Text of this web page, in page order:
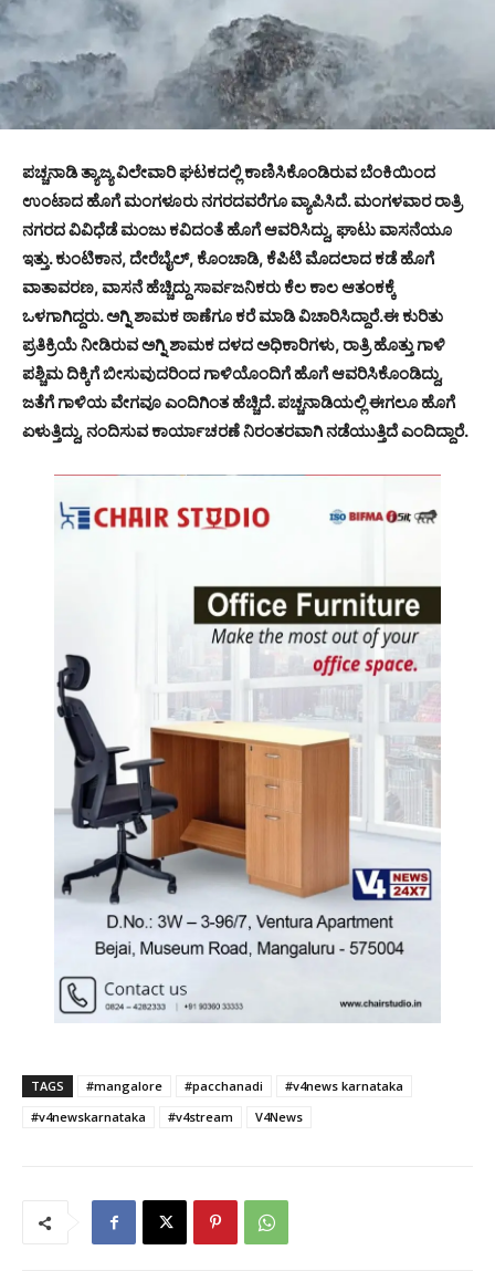
ಪಚ್ಚನಾಡಿ ತ್ಯಾಜ್ಯ ವಿಲೇವಾರಿ ಘಟಕದಲ್ಲಿ ಕಾಣಿಸಿಕೊಂಡಿರುವ ಬೆಂಕಿಯಿಂದ
ಉಂಟಾದ ಹೊಗೆ ಮಂಗಳೂರು ನಗರದವರೆಗೂ ವ್ಯಾಪಿಸಿದೆ. ಮಂಗಳವಾರ ರಾತ್ರಿ
ನಗರದ ವಿವಿಧೆಡೆ ಮಂಜು ಕವಿದಂತೆ ಹೊಗೆ ಆವರಿಸಿದ್ದು, ಘಾಟು ವಾಸನೆಯೂ
ಇತ್ತು. ಕುಂಟಿಕಾನ, ದೇರೆಬೈಲ್, ಕೊಂಚಾಡಿ, ಕೆಪಿಟಿ ಮೊದಲಾದ ಕಡೆ ಹೊಗೆ
ವಾತಾವರಣ, ವಾಸನೆ ಹೆಚ್ಚಿದ್ದು ಸಾರ್ವಜನಿಕರು ಕೆಲ ಕಾಲ ಆತಂಕಕ್ಕೆ
ಒಳಗಾಗಿದ್ದರು. ಅಗ್ನಿ ಶಾಮಕ ಠಾಣೆಗೂ ಕರೆ ಮಾಡಿ ವಿಚಾರಿಸಿದ್ದಾರೆ.ಈ ಕುರಿತು
ಪ್ರತಿಕ್ರಿಯೆ ನೀಡಿರುವ ಅಗ್ನಿ ಶಾಮಕ ದಳದ ಅಧಿಕಾರಿಗಳು, ರಾತ್ರಿ ಹೊತ್ತು ಗಾಳಿ
ಪಶ್ಚಿಮ ದಿಕ್ಕಿಗೆ ಬೀಸುವುದರಿಂದ ಗಾಳಿಯೊಂದಿಗೆ ಹೊಗೆ ಆವರಿಸಿಕೊಂಡಿದ್ದು,
ಜತೆಗೆ ಗಾಳಿಯ ವೇಗವೂ ಎಂದಿಗಿಂತ ಹೆಚ್ಚಿದೆ. ಪಚ್ಚನಾಡಿಯಲ್ಲಿ ಈಗಲೂ ಹೊಗೆ
ಏಳುತ್ತಿದ್ದು, ನಂದಿಸುವ ಕಾರ್ಯಾಚರಣೆ ನಿರಂತರವಾಗಿ ನಡೆಯುತ್ತಿದೆ ಎಂದಿದ್ದಾರೆ.
TAGS #mangalore #pacchanadi
#v4news karnataka
#v4newskarnataka
#v4stream V4News